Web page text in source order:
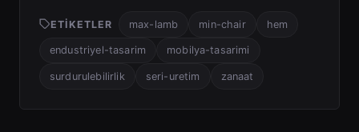
ETIKETLER max-lamb min-chair hem
endustriyel-tasarim mobilya-tasarimi
surdurulebilirlik seri-uretim zanaat